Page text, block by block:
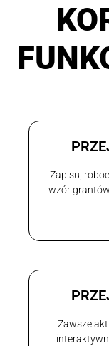
Zapisuj
wzór
Zawsze